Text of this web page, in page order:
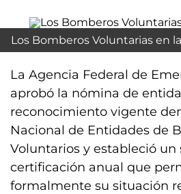
Los Bomberos Voluntarias en
La Agencia Federal de
aprobó la nómina de
reconocimiento vigente
Nacional de Entidades de
Voluntarios y estableció un
certificación anual que
formalmente su situación